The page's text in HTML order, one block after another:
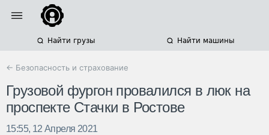
Найти грузы Найти машины
← Безопасность и страхование
Грузовой фургон провалился в люк на
проспекте Стачки в Ростове
15:55, 12 Апреля 2021